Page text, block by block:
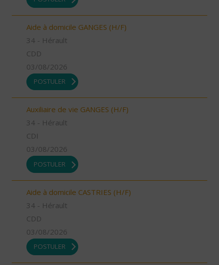
Aide à domicile GANGES (H/F)
34 - Hérault
CDD
03/08/2026
POSTULER
Auxiliaire de vie GANGES (H/F)
34 - Hérault
CDI
03/08/2026
POSTULER
Aide à domicile CASTRIES (H/F)
34 - Hérault
CDD
03/08/2026
POSTULER